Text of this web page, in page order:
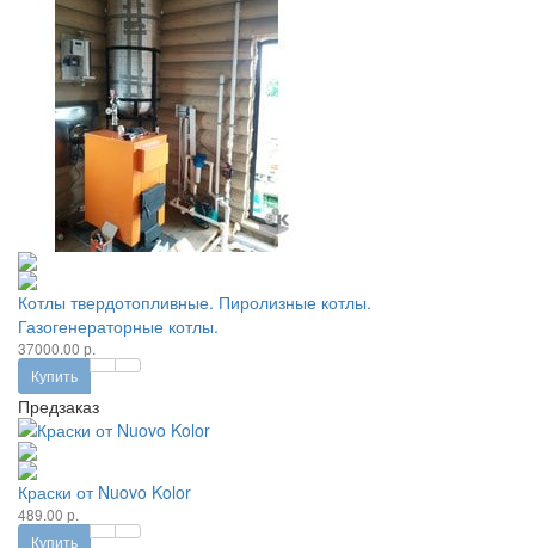
Котлы твердотопливные. Пиролизные котлы.
Газогенераторные котлы.
37000.00 р.
Купить
Предзаказ
Краски от Nuovo Kolor
489.00 р.
Купить